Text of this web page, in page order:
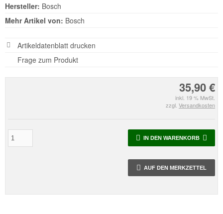
35,90 €
inkl. 19 % MwSt.
zzgl. Versandkosten
IN DEN WARENKORB
AUF DEN MERKZETTEL
Hersteller: Bosch
Mehr Artikel von: Bosch
Artikeldatenblatt drucken
Frage zum Produkt